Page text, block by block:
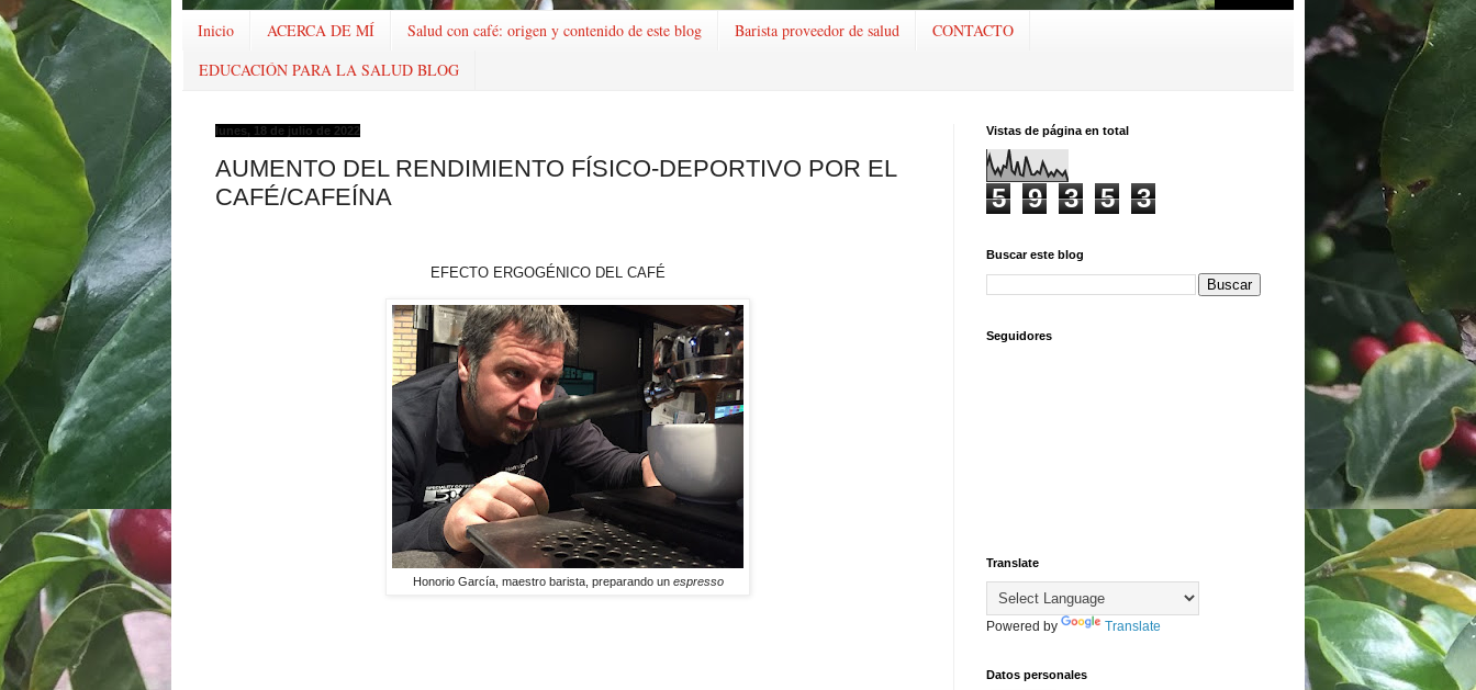
Inicio ACERCA DE MÍ Salud con café: origen y contenido de este blog Barista proveedor de salud
CONTACTO
EDUCACIÓN PARA LA SALUD BLOG
lunes, 18 de julio de 2022
AUMENTO DEL RENDIMIENTO FÍSICO-DEPORTIVO POR EL
CAFÉ/CAFEÍNA
EFECTO ERGOGÉNICO DEL CAFÉ
Honorio García, maestro barista, preparando un espresso
Vistas de página en total
5 9 3 5 3
Buscar este blog
Seguidores
Translate
Powered by Translate
Datos personales